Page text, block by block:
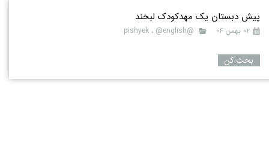
پیش دبستان یک مهدکودک لبخند
۰۲ بهمن ۰۴ @pishyek ، @english
بحث کن